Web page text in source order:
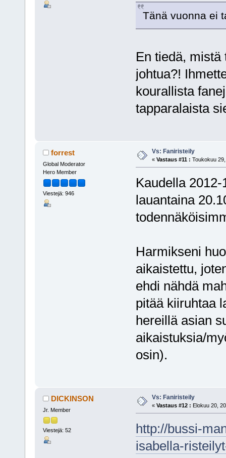
Tänä vuonna ei
En tiedä,
johtua?!
kourallista
tapparalaista
forrest
Global Moderator
Hero Member
Viestejä: 946
Vs: Faniristeily
« Vastaus #11 : Toukokuu
Kaudella
lauantaina
Harmikseni
aikaistettu,
ehdi nähdä
pitää kiiruhtaa
hereillä asian
aikaistuksia/
osin).
DICKINSON
Jr. Member
Viestejä: 52
Vs: Faniristeily
« Vastaus #12 : Elokuu 20,
http://bussi-
isabella-